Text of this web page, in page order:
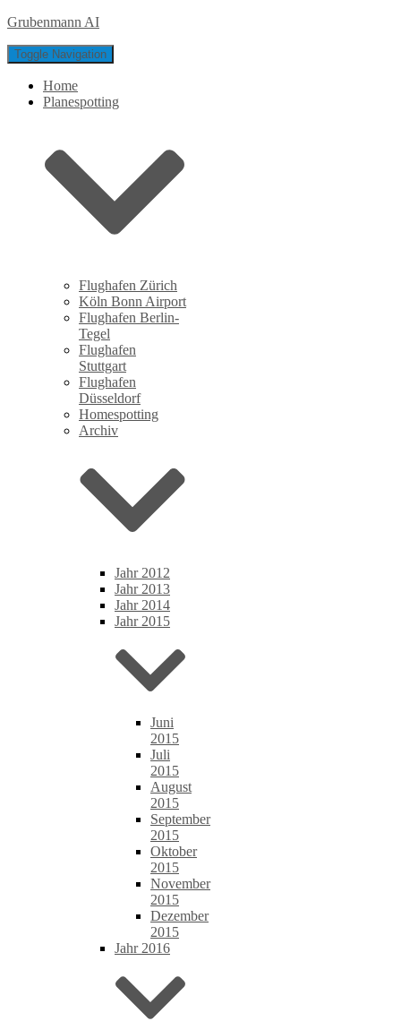
Grubenmann AI
Toggle Navigation
Home
Planespotting
Flughafen Zürich
Köln Bonn Airport
Flughafen Berlin-
Tegel
Flughafen
Stuttgart
Flughafen
Düsseldorf
Homespotting
Archiv
Jahr 2012
Jahr 2013
Jahr 2014
Jahr 2015
Juni
2015
Juli
2015
August
2015
September
2015
Oktober
2015
November
2015
Dezember
2015
Jahr 2016